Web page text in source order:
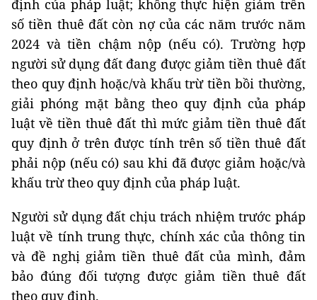
định của pháp luật; không thực hiện giảm trên
số tiền thuê đất còn nợ của các năm trước năm
2024 và tiền chậm nộp (nếu có). Trường hợp
người sử dụng đất đang được giảm tiền thuê đất
theo quy định hoặc/và khấu trừ tiền bồi thường,
giải phóng mặt bằng theo quy định của pháp
luật về tiền thuê đất thì mức giảm tiền thuê đất
quy định ở trên được tính trên số tiền thuê đất
phải nộp (nếu có) sau khi đã được giảm hoặc/và
khấu trừ theo quy định của pháp luật.
Người sử dụng đất chịu trách nhiệm trước pháp
luật về tính trung thực, chính xác của thông tin
và đề nghị giảm tiền thuê đất của mình, đảm
bảo đúng đối tượng được giảm tiền thuê đất
theo quy định.